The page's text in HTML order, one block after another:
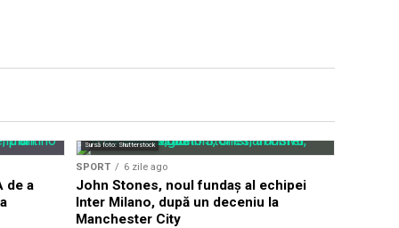
de a
Sursă foto: Shutterstock
SPORT 6 zile ago
John Stones, noul fundaș al echipei
Inter Milano, după un deceniu la
Manchester City